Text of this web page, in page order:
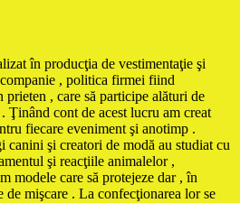
în producţia de vestimentaţie şi
, politica firmei fiind
prieten , care să participe alături de
Ţinând cont de acest lucru am creat
fiecare eveniment şi anotimp .
şi creatori de modă au studiat cu
şi reacţiile animalelor ,
modele care să protejeze dar , în
de mişcare . La confecţionarea lor se